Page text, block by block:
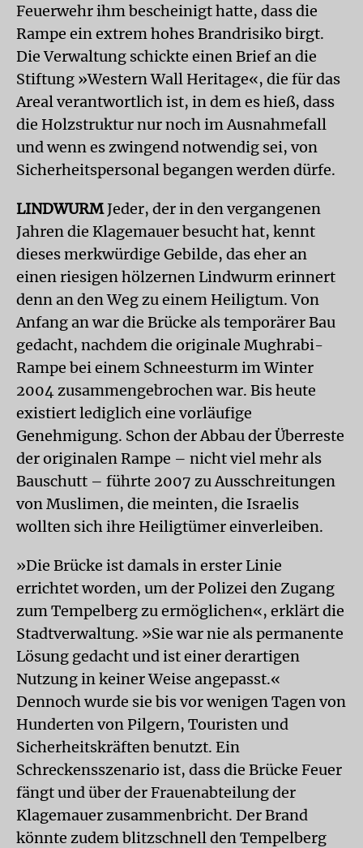
Feuerwehr ihm bescheinigt hatte, dass die
Rampe ein extrem hohes Brandrisiko birgt.
Die Verwaltung schickte einen Brief an die
Stiftung »Western Wall Heritage«, die für das
Areal verantwortlich ist, in dem es hieß, dass
die Holzstruktur nur noch im Ausnahmefall
und wenn es zwingend notwendig sei, von
Sicherheitspersonal begangen werden dürfe.
LINDWURMJeder, der in den vergangenen
Jahren die Klagemauer besucht hat, kennt
dieses merkwürdige Gebilde, das eher an
einen riesigen hölzernen Lindwurm erinnert
denn an den Weg zu einem Heiligtum. Von
Anfang an war die Brücke als temporärer Bau
gedacht, nachdem die originale Mughrabi-
Rampe bei einem Schneesturm im Winter
2004 zusammengebrochen war. Bis heute
existiert lediglich eine vorläufige
Genehmigung. Schon der Abbau der Überreste
der originalen Rampe – nicht viel mehr als
Bauschutt – führte 2007 zu Ausschreitungen
von Muslimen, die meinten, die Israelis
wollten sich ihre Heiligtümer einverleiben.
»Die Brücke ist damals in erster Linie
errichtet worden, um der Polizei den Zugang
zum Tempelberg zu ermöglichen«, erklärt die
Stadtverwaltung. »Sie war nie als permanente
Lösung gedacht und ist einer derartigen
Nutzung in keiner Weise angepasst.«
Dennoch wurde sie bis vor wenigen Tagen von
Hunderten von Pilgern, Touristen und
Sicherheitskräften benutzt. Ein
Schreckensszenario ist, dass die Brücke Feuer
fängt und über der Frauenabteilung der
Klagemauer zusammenbricht. Der Brand
könnte zudem blitzschnell den Tempelberg